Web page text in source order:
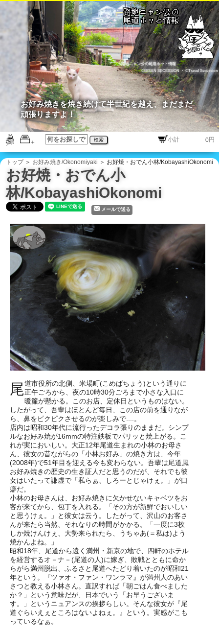
路地ニャン公の尾道ホット情報
©BISAN SECESSION
・©Travel Secession
検索 円
お好み焼きを焼き続けて半世紀を越え、まだまだ
頑張りますよ！
トップ＞ お好み焼き/Okonomiyaki ＞ お好焼・おでん小林/KobayashiOkonomi
お好焼・おでん小
林/KobayashiOkonomi
メールで送る
尾道市役所の北側、米場町(こめばちょう)という通りに
正午ごろから、夜の10時30分ごろまで小さな入口に
暖簾が懸かる。このお店、定休日というものはない。
したがって、吾輩はほとんど毎日、この店の前を通りなが
ら、鼻をピクピクさせるのが楽しみで....。
店内は昭和30年代に流行ったデコラ張りのままだ。シンプ
ルなお好み焼が16mmの特注鉄板でパリッと焼上がる。こ
れが実においしい。大正12年尾道生まれの小林のお母さ
ん、彼女の昔ながらの「小林お好み」の焼き方は、今年
(2008年)で51年目を迎える今も変わらない。吾輩は尾道風
お好み焼きの歴史の生き証人だと思うのだが、それでも彼
女はいたって謙虚で「私らぁ、しろーとじゃけぇ。」が口
癖だ。
小林のお母さんは、お好み焼きに欠かせないキャベツをお
客が来てから、包丁を入れる。「その方が新鮮でおいしい
と思うけぇ。」と彼女は云う。したがって、沢山のお客さ
んが来たら当然、それなりの時間がかかる。「一度に3枚
しか焼けんけぇ、大勢来られたら、うちゃあ(＝私は)よう
焼かんよね。」
昭和18年、尾道から遠く満州・新京の地で、四軒のホテル
を経営するオ－ナ－(尾道の人)に嫁ぎ、敗戦とともに命か
らがら満州脱出、ふるさと尾道へたどり着いたのが昭和21
年という。『ツァオ・ファン・ワンラマ』が満州人のあい
さつと教える小林さん。直訳すれば「朝ごはん食べました
か？」という意味だが、日本でいう「お早うございま
す。」というニュアンスの挨拶らしい。そんな彼女が『尾
道ぐらいえぇところはないよねぇ。』という。実感がこも
っているなぁ。